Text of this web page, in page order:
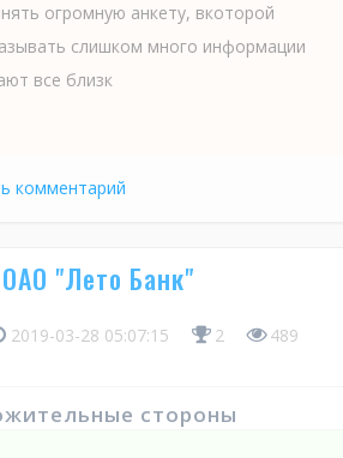
огромную анкету, вкоторой
слишком много информации
все близк
комментарий
ОАО "Лето Банк"
2019-03-28 05:07:15 2 489
стороны